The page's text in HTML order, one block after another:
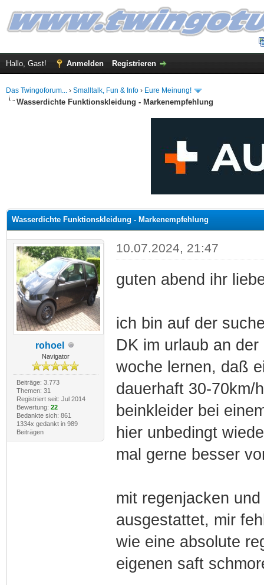
Hallo, Gast! Anmelden Registrieren
Das Twingoforum... › Smalltalk, Fun & Info › Eure Meinung!
Wasserdichte Funktionskleidung - Markenempfehlung
Wasserdichte Funktionskleidung - Markenempfehlung
rohoel
Navigator
Beiträge: 3.773
Themen: 31
Registriert seit: Jul 2014
Bewertung: 22
Bedankte sich: 861
1334x gedankt in 989
Beiträgen
10.07.2024, 21:47
guten abend ihr
ich bin auf der
DK im urlaub an
woche lernen, daß
dauerhaft 30-70km/
beinkleider bei
hier unbedingt
mal gerne besser
mit regenjacken
ausgestattet, mir
wie eine absolute
eigenen saft